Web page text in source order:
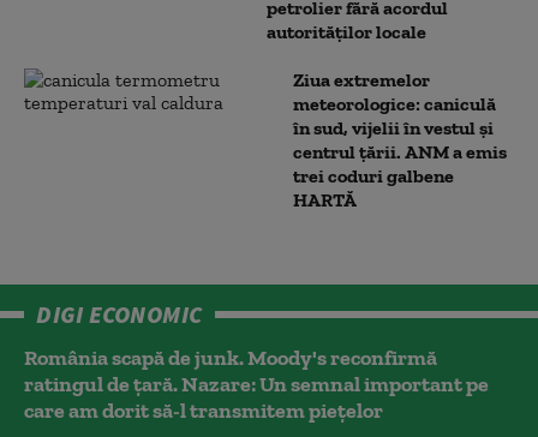
petrolier fără acordul
autorităților locale
Ziua extremelor
meteorologice: caniculă
în sud, vijelii în vestul și
centrul țării. ANM a emis
trei coduri galbene
HARTĂ
DIGI ECONOMIC
România scapă de junk. Moody's reconfirmă
ratingul de țară. Nazare: Un semnal important pe
care am dorit să-l transmitem piețelor